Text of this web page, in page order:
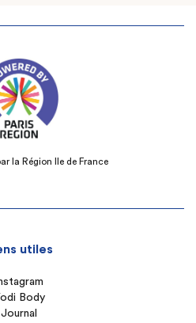
la Région Ile de France
utiles
Body
Journal